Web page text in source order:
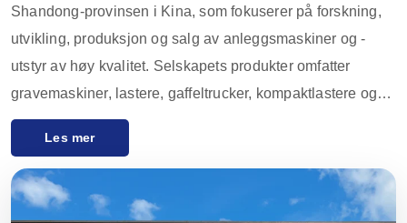
Shandong-provinsen i Kina, som fokuserer på forskning,
utvikling, produksjon og salg av anleggsmaskiner og -
utstyr av høy kvalitet. Selskapets produkter omfatter
gravemaskiner, lastere, gaffeltrucker, kompaktlastere og
tilbehør, som er mye brukt i landbruk, anlegg, gruvedrift og
kvalitetskontroll har utstyret fra Rippa Machinery et godt
rykte over hele verden. Vi eksporterer hovedsakelig til de
Les mer